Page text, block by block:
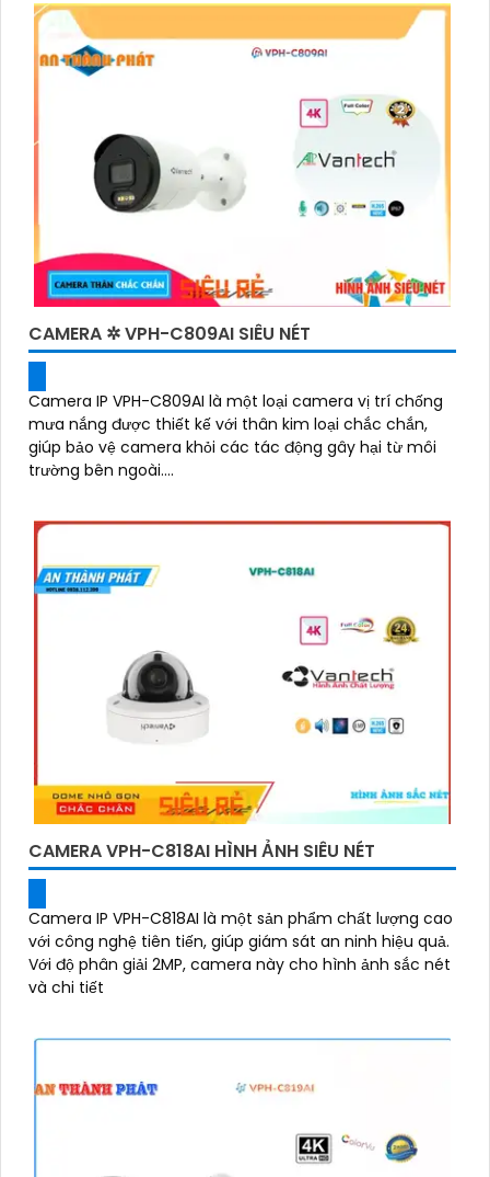
CAMERA ✲ VPH-C809AI SIÊU NÉT
Camera IP VPH-C809AI là một loại camera vị trí chống
mưa nắng được thiết kế với thân kim loại chắc chắn,
giúp bảo vệ camera khỏi các tác động gây hại từ môi
trường bên ngoài....
CAMERA VPH-C818AI HÌNH ẢNH SIÊU NÉT
Camera IP VPH-C818AI là một sản phẩm chất lượng cao
với công nghệ tiên tiến, giúp giám sát an ninh hiệu quả.
Với độ phân giải 2MP, camera này cho hình ảnh sắc nét
và chi tiết